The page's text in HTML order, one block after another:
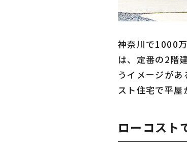
神奈川で1000
は、定番の2階
うイメージが
スト住宅で平屋
ローコスト